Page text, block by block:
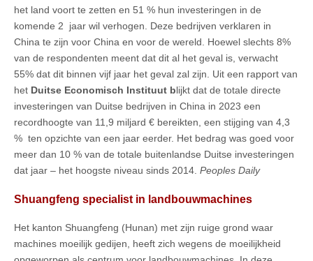
het land voort te zetten en 51 % hun investeringen in de
komende 2 jaar wil verhogen. Deze bedrijven verklaren in
China te zijn voor China en voor de wereld. Hoewel slechts 8%
van de respondenten meent dat dit al het geval is, verwacht
55% dat dit binnen vijf jaar het geval zal zijn. Uit een rapport van
het Duitse Economisch Instituut blijkt dat de totale directe
investeringen van Duitse bedrijven in China in 2023 een
recordhoogte van 11,9 miljard € bereikten, een stijging van 4,3
% ten opzichte van een jaar eerder. Het bedrag was goed voor
meer dan 10 % van de totale buitenlandse Duitse investeringen
dat jaar – het hoogste niveau sinds 2014. Peoples Daily
Shuangfeng specialist in landbouwmachines
Het kanton Shuangfeng (Hunan) met zijn ruige grond waar
machines moeilijk gedijen, heeft zich wegens de moeilijkheid